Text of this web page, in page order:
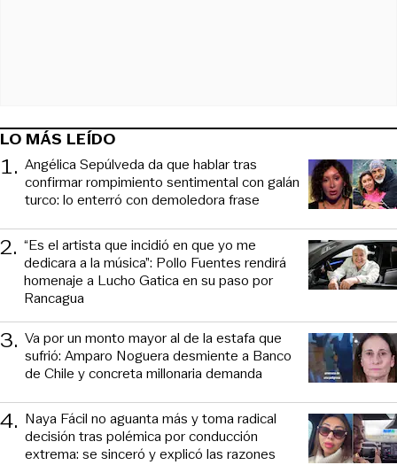
LO MÁS LEÍDO
1. Angélica Sepúlveda da que hablar tras
confirmar rompimiento sentimental con galán
turco: lo enterró con demoledora frase
2. “Es el artista que incidió en que yo me
dedicara a la música”: Pollo Fuentes rendirá
homenaje a Lucho Gatica en su paso por
Rancagua
3. Va por un monto mayor al de la estafa que
sufrió: Amparo Noguera desmiente a Banco
de Chile y concreta millonaria demanda
4. Naya Fácil no aguanta más y toma radical
decisión tras polémica por conducción
extrema: se sinceró y explicó las razones